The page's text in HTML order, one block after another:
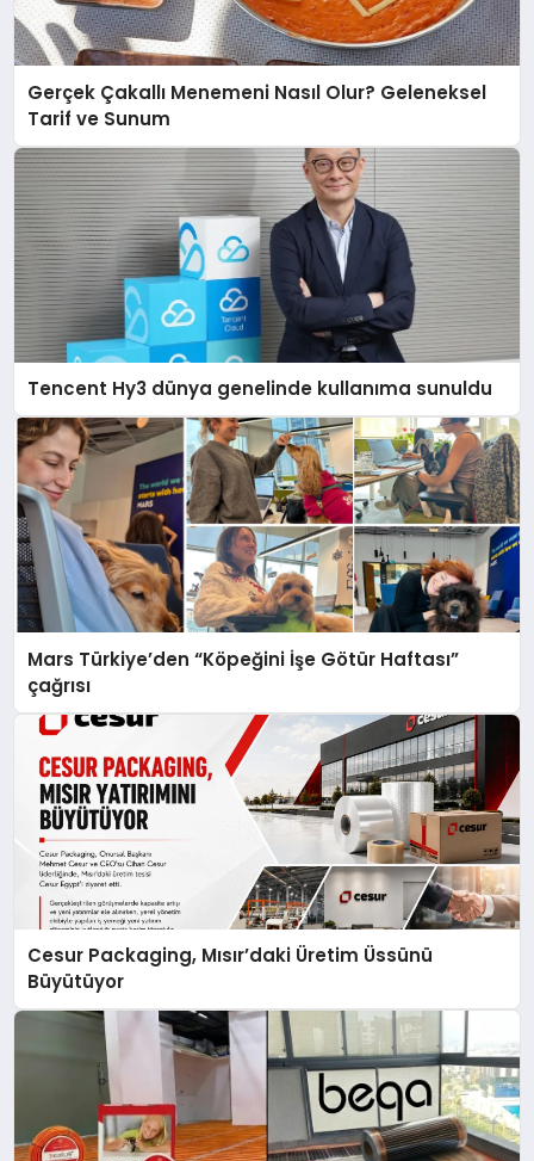
Gerçek Çakallı Menemeni Nasıl Olur? Geleneksel
Tarif ve Sunum
Tencent Hy3 dünya genelinde kullanıma sunuldu
Mars Türkiye’den “Köpeğini İşe Götür Haftası”
çağrısı
Cesur Packaging, Mısır’daki Üretim Üssünü
Büyütüyor